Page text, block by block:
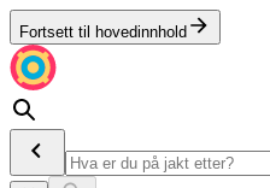
Fortsett til hovedinnhold